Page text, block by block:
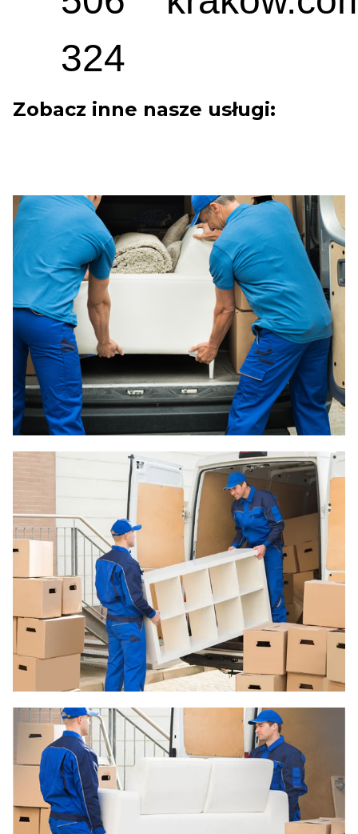
324
Zobacz inne nasze usługi: